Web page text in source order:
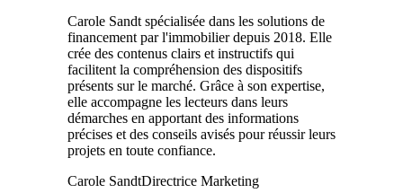
Carole Sandt spécialisée dans les solutions de
financement par l'immobilier depuis 2018. Elle
crée des contenus clairs et instructifs qui
facilitent la compréhension des dispositifs
présents sur le marché. Grâce à son expertise,
elle accompagne les lecteurs dans leurs
démarches en apportant des informations
précises et des conseils avisés pour réussir leurs
projets en toute confiance.
Carole SandtDirectrice Marketing